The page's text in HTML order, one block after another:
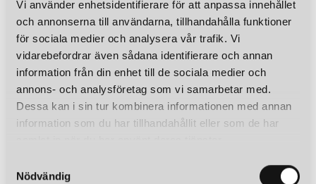
Vi använder enhetsidentifierare för att anpassa innehållet
och annonserna till användarna, tillhandahålla funktioner
för sociala medier och analysera vår trafik. Vi
vidarebefordrar även sådana identifierare och annan
information från din enhet till de sociala medier och
annons- och analysföretag som vi samarbetar med.
Dessa kan i sin tur kombinera informationen med annan
information som du har tillhandahållit eller som de har
Nödvändig
LÄGG I VARUKORGEN LÄGG I VARUKORGEN
LIKNANDE PRODUKTER
KUND FAVORITER